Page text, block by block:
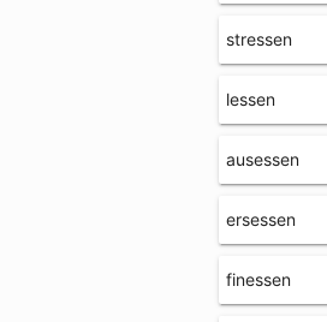
stressen
lessen
ausessen
ersessen
finessen